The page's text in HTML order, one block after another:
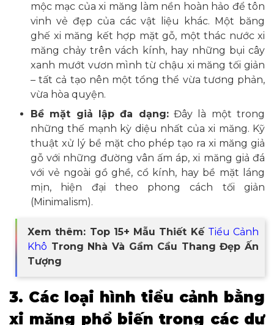
mộc mạc của xi măng làm nền hoàn hảo để tôn
vinh vẻ đẹp của các vật liệu khác. Một băng
ghế xi măng kết hợp mặt gỗ, một thác nước xi
măng chảy trên vách kính, hay những bụi cây
xanh mướt vươn mình từ chậu xi măng tối giản
– tất cả tạo nên một tổng thể vừa tương phản,
vừa hòa quyện.
Bề mặt giả lập đa dạng:Đây là một trong
những thế mạnh kỳ diệu nhất của xi măng. Kỹ
thuật xử lý bề mặt cho phép tạo ra xi măng giả
gỗ với những đường vân ấm áp, xi măng giả đá
với vẻ ngoài gồ ghề, cổ kính, hay bề mặt láng
mịn, hiện đại theo phong cách tối giản
(Minimalism).
Xem thêm: Top 15+ Mẫu Thiết Kế Tiểu Cảnh
Khô Trong Nhà Và Gầm Cầu Thang Đẹp Ấn
Tượng
3. Các loại hình tiểu cảnh bằng
xi măng phổ biến trong các dự